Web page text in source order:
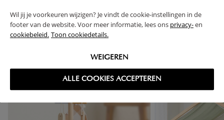
Wil jij je voorkeuren wijzigen? Je vindt de cookie-instellingen in de
footer van de website. Voor meer informatie, lees ons privacy-en
cookiebeleid. Toon cookiedetails.
WEIGEREN
ALLE COOKIES ACCEPTEREN
High-contrast mode
SOUVENT ACHETÉS ENSEMBLE